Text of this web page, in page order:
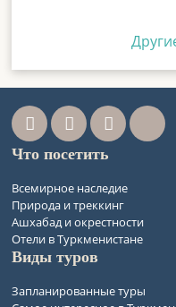
Что посетить
Всемирное наследие
Природа и треккинг
Ашхабад и окрестности
Отели в Туркменистане
Виды туров
Запланированные туры